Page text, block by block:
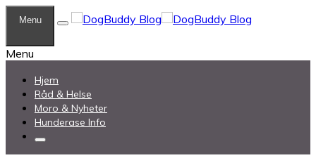
Menu
Menu
Hjem
Råd & Helse
Moro & Nyheter
Hunderase Info